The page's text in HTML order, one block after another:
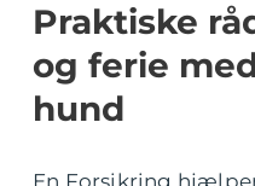
Praktiske
og ferie
hund